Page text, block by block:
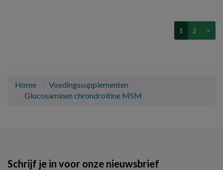
1 2 >
Home
Voedingssupplementen
Glucosaminen chrondroitine MSM
Schrijf je in voor onze nieuwsbrief